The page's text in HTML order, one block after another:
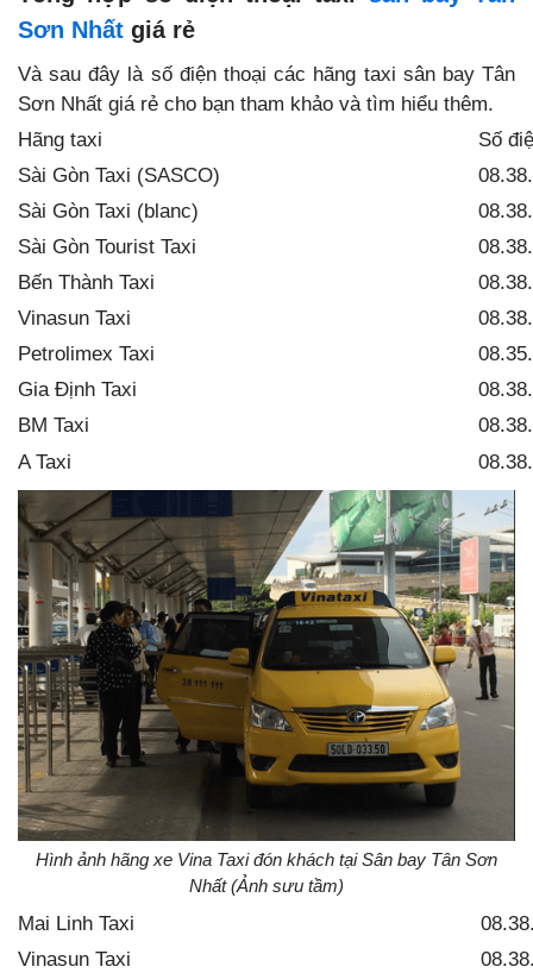
Sơn Nhất giá rẻ
Và sau đây là số điện thoại các hãng taxi sân bay Tân
Sơn Nhất giá rẻ cho bạn tham khảo và tìm hiểu thêm.
Hãng taxi
Số
Sài Gòn Taxi (SASCO)
Sài Gòn Taxi (blanc)
Sài Gòn Tourist Taxi
Bến Thành Taxi
Vinasun Taxi
Petrolimex Taxi
Gia Định Taxi
BM Taxi
A Taxi
Hình ảnh hãng xe Vina Taxi đón khách tại Sân bay Tân Sơn
Nhất (Ảnh sưu tầm)
Mai Linh Taxi
Vinasun Taxi